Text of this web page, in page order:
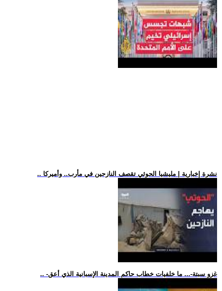
.. نشرة إخبارية | مليشيا الحوثي تقصف النازحين في مأرب.. وأميركا
.. -غزو سبتة-... ما خلفيات خطاب حاكم المدينة الإسبانية الذي أعق